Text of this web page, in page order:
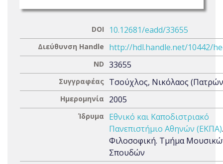
DOI 10.12681/eadd/33655
Διεύθυνση Handle http://hdl.handle.net/10442/
ND 33655
Συγγραφέας Τσούχλος, Νικόλαος
Ημερομηνία 2005
Ίδρυμα
Εθνικό και Καποδιστριακό
Πανεπιστήμιο Αθηνών (ΕΚΠΑ)
Φιλοσοφική. Τμήμα
Σπουδών